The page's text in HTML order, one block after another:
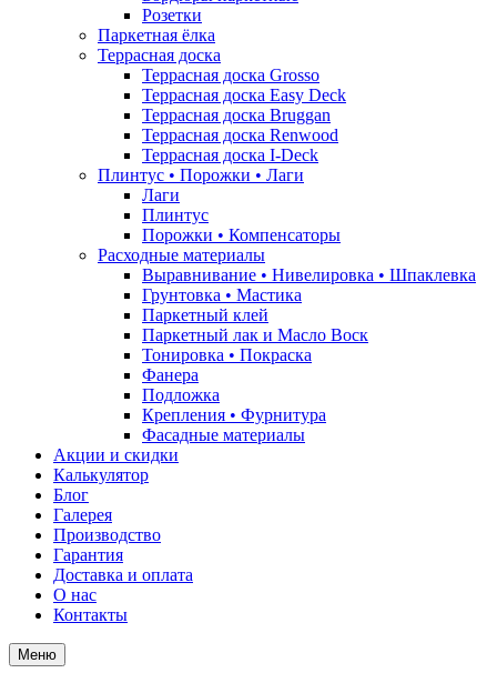
Розетки
Паркетная ёлка
Террасная доска
Террасная доска Grosso
Террасная доска Easy Deck
Террасная доска Bruggan
Террасная доска Renwood
Террасная доска I-Deck
Плинтус • Порожки • Лаги
Лаги
Плинтус
Порожки • Компенсаторы
Расходные материалы
Выравнивание • Нивелировка • Шпаклевка
Грунтовкa • Мастика
Паркетный клей
Паркетный лак и Масло Воск
Тонировка • Покраска
Фанера
Подложка
Крепления • Фурнитура
Фасадные материалы
Акции и скидки
Калькулятор
Блог
Галерея
Производство
Гарантия
Доставка и оплата
О нас
Контакты
Меню